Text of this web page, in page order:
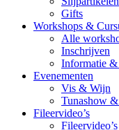
Gifts
Workshops &
Alle
Inschrijven
Informatie &
Evenementen
Vis & Wijn
Tunashow
Fileervideo’s
Fileervideo’s